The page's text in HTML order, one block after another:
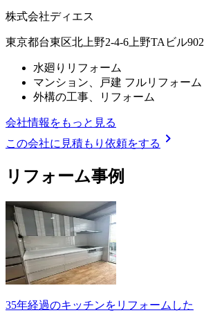
株式会社ディエス
東京都台東区北上野2-4-6上野TAビル902
水廻りリフォーム
マンション、戸建 フルリフォーム
外構の工事、リフォーム
会社情報をもっと見る
この会社に見積もり依頼をする chevron_right
リフォーム事例
35年経過のキッチンをリフォームした